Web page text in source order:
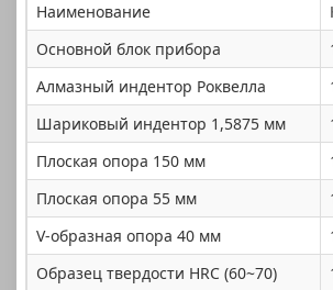
Наименование
Основной блок прибора
Алмазный индентор Роквелла
Шариковый индентор 1,5875 мм
Плоская опора 150 мм
Плоская опора 55 мм
V-образная опора 40 мм
Образец твердости HRC (60~70)